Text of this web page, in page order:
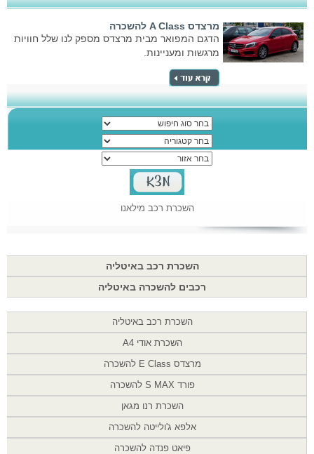
מרצדס A Class להשכרה
הדגם המפואר מבית מרצדס מספק לנו שלל חוויות
מרגשות ומעניינות.
השכרת רכב מילאנו
השכרת רכב באיטליה
רכבים להשכרה באיטליה
השכרת רכב באיטליה
השכרת אודי A4
מרצדס E Class להשכרה
פורד S MAX להשכרה
השכרת רנו מגאן
אלפא ג'ולייטה להשכרה
פיאט פנדה להשכרה